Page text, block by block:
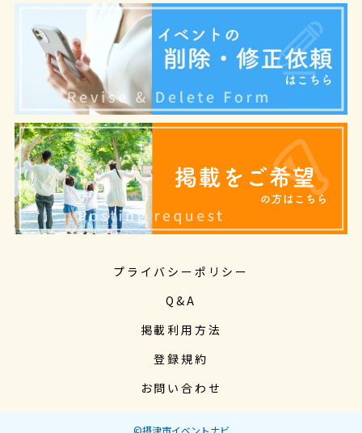
プライバシーポリシー
Q&A
掲載利用方法
登録規約
お問い合わせ
©摂津市イベントナビ